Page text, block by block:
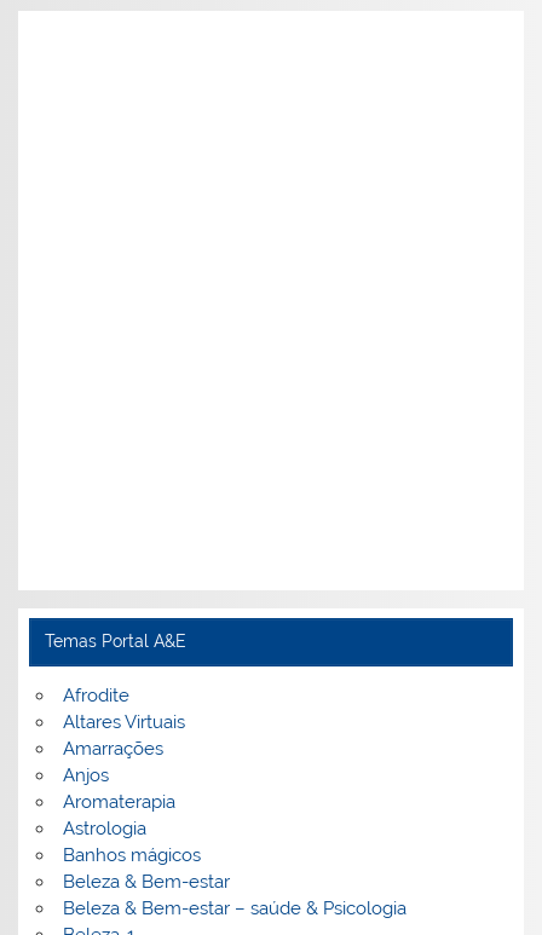
Temas Portal A&E
Afrodite
Altares Virtuais
Amarrações
Anjos
Aromaterapia
Astrologia
Banhos mágicos
Beleza & Bem-estar
Beleza & Bem-estar – saúde & Psicologia